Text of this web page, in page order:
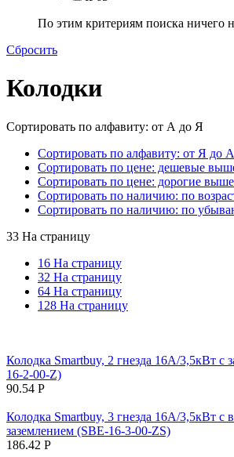
По этим критериям поиска ничего
Сбросить
Колодки
Сортировать по алфавиту: от А до Я
Сортировать по алфавиту: от Я до А
Сортировать по цене: дешевые
Сортировать по цене: дорогие выше
Сортировать по наличию: по
Сортировать по наличию: по
33 На страницу
16 На страницу
32 На страницу
64 На страницу
128 На страницу
Колодка Smartbuy, 2 гнезда 16А/3,5кВт c
16-2-00-Z)
90.54 Р
Колодка Smartbuy, 3 гнезда 16А/3,5кВт c
заземлением (SBE-16-3-00-ZS)
186.42 Р